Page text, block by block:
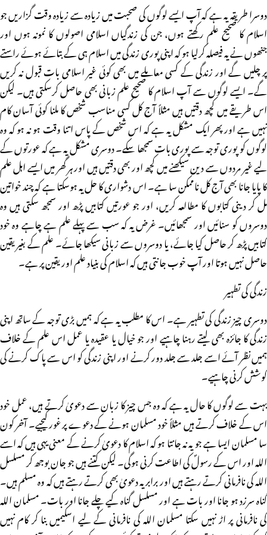
دوسرا طریقہ یہ ہے کہ آپ ایسے لوگوں کی صحبت میں زیادہ سے زیادہ وقت گزاریں جو
اسلام کا صحیح علم رکھتے ہوں، جن کی زندگیاں اسلامی اصولوں کا نمونہ ہوں اور
جنھوں نے یہ فیصلہ کرلیا ہو کہ اپنی پوری زندگی میں اسلام ہی کے بتائے ہوئے راستے
پر چلیں گے اور زندگی کے کسی معاملے میں بھی کوئی غیر اسلامی بات قبول نہ کریں
گے۔ ایسے لوگوں سے آپ اسلام کا صحیح علم زبانی بھی حاصل کرسکتی ہیں۔ لیکن
اس طریقے میں کچھ دقتیں ہیں مثلاً آج کل کسی مناسب شخص کا ملنا کوئی آسان کام
نہیں ہے اور پھر ایک مشکل یہ ہے کہ اس شخص کے پاس اتنا وقت ہو نہ ہو کہ وہ
لوگوں کو پوری توجہ سے پوری بات سمجھا سکے۔ دوسری مشکل یہ ہے کہ عورتوں کے
لیے غیر مردوں سے دین سیکھنے میں کچھ اور بھی دقتیں ہیں اور ہر گھر میں ایسے اہل علم
کا پایا جانا بھی آج کل ناممکن سا ہے۔ اس دشواری کا حل یہ ہوسکتا ہے کہ چند خواتین
مل کر دینی کتابوں کا مطالعہ کریں، اور جو عورتیں کتابیں پڑھ اور سمجھ سکتی ہیں وہ
دوسروں کو سنائیں اور سمجھائیں۔ غرض یہ کہ سب سے پہلے علم ہے چاہے وہ خود
کتابیں پڑھ کر حاصل کیا جائے، یا دوسروں سے زبانی سیکھا جائے۔ علم کے بغیر یقین
حاصل نہیں ہوتا اور آپ خوب جانتی ہیں کہ اسلام کی بنیاد علم اور یقین پر ہے۔
زندگی کی تطہیر
دوسری چیز زندگی کی تطہیر ہے۔ اس کا مطلب یہ ہے کہ ہمیں بڑی توجہ کے ساتھ اپنی
زندگی کا جائزہ بھی لیتے رہنا چاہیے اور جو خیال یا عقیدہ یا عمل اس علم کے خلاف
ہمیں نظر آئے اسے جلد سے جلد دور کرنے اور اپنی زندگی کو اس سے پاک کرنے کی
کوشش کرنی چاہیے۔
بہت سے لوگوں کا حال یہ ہے کہ وہ جس چیز کا زبان سے دعویٰ کرتے ہیں، عمل خود
اس کے خلاف کرتے ہیں مثلاً خود مسلمان ہونے کے دعوے پر غور کیجیے۔ آخر کون
سا مسلمان ایسا ہے جو یہ نہ جانتا ہو کہ اسلام کا دعویٰ کرنے کے معنی یہی ہیں کہ اسے
اللہ اور اس کے رسولؐ کی اطاعت کرنی ہوگی۔ لیکن کتنے ہیں جو جان بوجھ کر مسلسل
اللہ کی نافرمانی کرتے رہتے ہیں اور برابر یہ دعویٰ بھی کرتے رہتے ہیں کہ وہ مسلم ہیں۔
گناہ سرزد ہو جانا اور بات ہے اور مسلسل گناہ کیے چلے جانا اور بات۔ مسلمان اللہ
کی نافرمانی پر اڑ نہیں سکتا مسلمان اللہ کی نافرمانی کے لیے اسکیمیں بنا کر کام نہیں